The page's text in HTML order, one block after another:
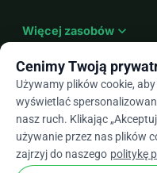
Więcej zasobów expand_more
Plarrow_drop_down
★★★★★4,9 / 5 na
Cenimy Twoją
Używamy plików cookie,
wyświetlać
nasz ruch. Klikając
używanie przez nas plików
zajrzyj do naszego politykę